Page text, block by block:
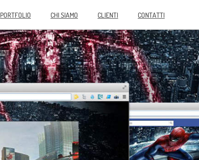
PORTFOLIO CHI SIAMO CLIENTI CONTATTI